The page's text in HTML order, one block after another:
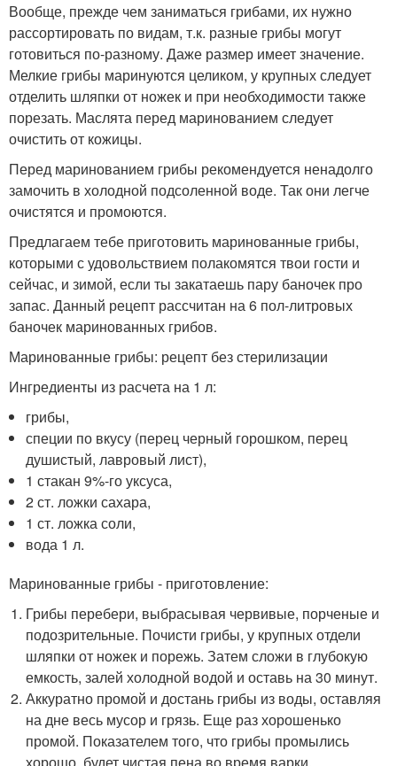
Вообще, прежде чем заниматься грибами, их нужно
рассортировать по видам, т.к. разные грибы могут
готовиться по-разному. Даже размер имеет значение.
Мелкие грибы маринуются целиком, у крупных следует
отделить шляпки от ножек и при необходимости также
порезать. Маслята перед маринованием следует
очистить от кожицы.
Перед маринованием грибы рекомендуется ненадолго
замочить в холодной подсоленной воде. Так они легче
очистятся и промоются.
Предлагаем тебе приготовить маринованные грибы,
которыми с удовольствием полакомятся твои гости и
сейчас, и зимой, если ты закатаешь пару баночек про
запас. Данный рецепт рассчитан на 6 пол-литровых
баночек маринованных грибов.
Маринованные грибы: рецепт без стерилизации
Ингредиенты из расчета на 1 л:
грибы,
специи по вкусу (перец черный горошком, перец
душистый, лавровый лист),
1 стакан 9%-го уксуса,
2 ст. ложки сахара,
1 ст. ложка соли,
вода 1 л.
Маринованные грибы - приготовление:
Грибы перебери, выбрасывая червивые, порченые и
подозрительные. Почисти грибы, у крупных отдели
шляпки от ножек и порежь. Затем сложи в глубокую
емкость, залей холодной водой и оставь на 30 минут.
Аккуратно промой и достань грибы из воды, оставляя
на дне весь мусор и грязь. Еще раз хорошенько
промой. Показателем того, что грибы промылись